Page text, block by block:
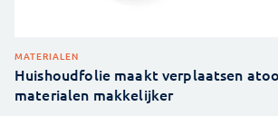
MATERIALEN
Huishoudfolie maakt verplaatsen
materialen makkelijker